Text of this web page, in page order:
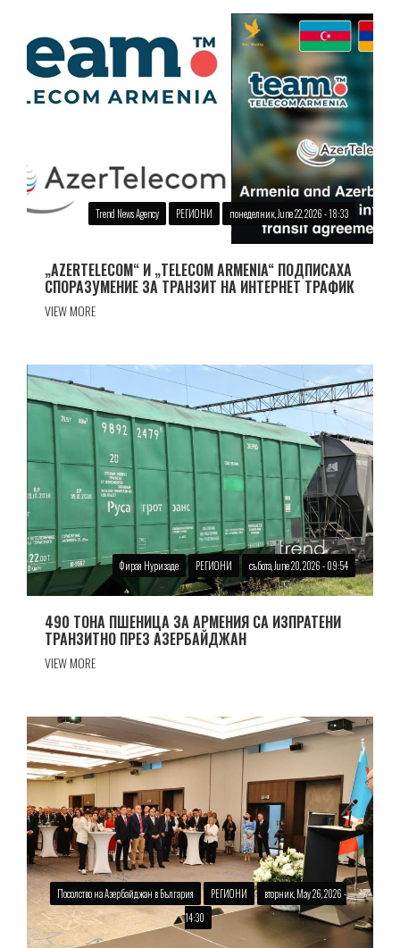
Trend News Agency РЕГИОНИ понеделник, June 22, 2026 - 18:33
„AZERTELECOM“ И „TELECOM ARMENIA“ ПОДПИСАХА
СПОРАЗУМЕНИЕ ЗА ТРАНЗИТ НА ИНТЕРНЕТ ТРАФИК
VIEW MORE
Фирая Нуризаде РЕГИОНИ събота, June 20, 2026 - 09:54
490 ТОНА ПШЕНИЦА ЗА АРМЕНИЯ СА ИЗПРАТЕНИ
ТРАНЗИТНО ПРЕЗ АЗЕРБАЙДЖАН
VIEW MORE
Посолство на Азербайджан в България РЕГИОНИ
вторник, May 26, 2026 -
14:30